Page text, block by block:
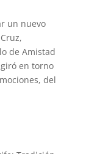
un nuevo
de Amistad
en torno
del